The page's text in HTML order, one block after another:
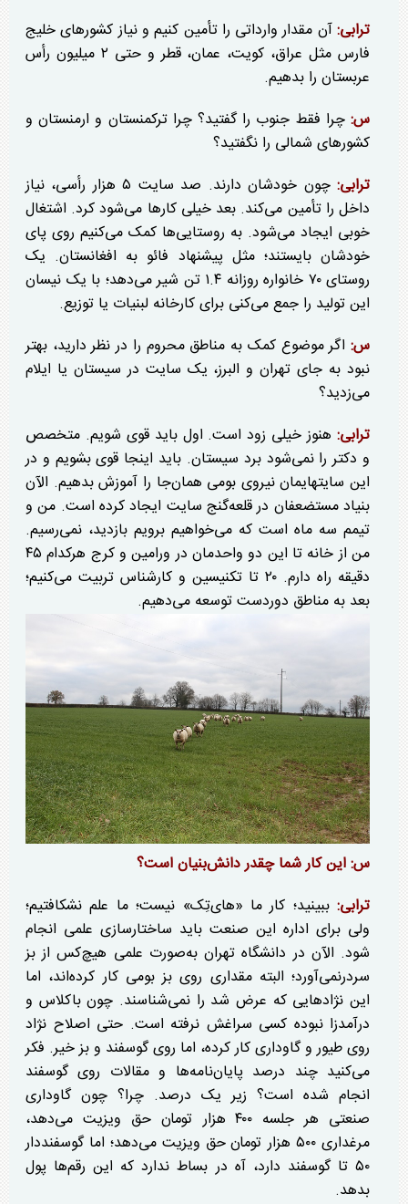
ترابی:آن مقدار وارداتی را تأمین کنیم و نیاز کشور‌های خلیج
فارس مثل عراق، کویت، عمان، قطر و حتی ۲ میلیون رأس
عربستان را بدهیم.
س:چرا فقط جنوب را گفتید؟ چرا ترکمنستان و ارمنستان و
کشور‌های شمالی را نگفتید؟
ترابی:
چون خودشان دارند. صد سایت ۵ هزار رأسی، نیاز
داخل را تأمین می‌کند. بعد خیلی کار‌ها می‌شود کرد. اشتغال
خوبی ایجاد می‌شود. به روستایی‌ها کمک می‌کنیم روی پای
خودشان بایستند؛ مثل پیشنهاد فائو به افغانستان. یک
روستای ۷۰ خانواره روزانه ۱.۴ تن شیر می‌دهد؛ با یک نیسان
این تولید را جمع می‌کنی برای کارخانه لبنیات یا توزیع.
س: اگر موضوع کمک به مناطق محروم را در نظر دارید، بهتر
نبود به جای تهران و البرز، یک سایت در سیستان یا ایلام
می‌زدید؟
ترابی: هنوز خیلی زود است. اول باید قوی شویم. متخصص
و دکتر را نمی‌شود برد سیستان. باید اینجا قوی بشویم و در
این سایتهایمان نیروی بومی همان‌جا را آموزش بدهیم. الآن
بنیاد مستضعفان در قلعه‌گنج سایت ایجاد کرده است. من و
تیمم سه ماه است که می‌خواهیم برویم بازدید، نمی‌رسیم.
من از خانه تا این دو واحدمان در ورامین و کرج هرکدام ۴۵
دقیقه راه دارم. ۲۰ تا تکنیسین و کارشناس تربیت می‌کنیم؛
بعد به مناطق دوردست توسعه می‌دهیم.
س: این کار شما چقدر دانش‌بنیان است؟
ترابی: ببینید؛ کار ما «های‌تِک» نیست؛ ما علم نشکافتیم؛
ولی برای اداره این صنعت باید ساختارسازی علمی انجام
شود. الآن در دانشگاه تهران به‌صورت علمی هیچ‌کس از بز
سردرنمی‌آورد؛ البته مقداری روی بز بومی کار کرده‌اند، اما
این نژاد‌هایی که عرض شد را نمی‌شناسند. چون باکلاس و
درآمدزا نبوده کسی سراغش نرفته است. حتی اصلاح نژاد
روی طیور و گاوداری کار کرده، اما روی گوسفند و بز خیر. فکر
می‌کنید چند درصد پایان‌نامه‌ها و مقالات روی گوسفند
انجام شده است؟ زیر یک درصد. چرا؟ چون گاوداری
صنعتی هر جلسه ۴۰۰ هزار تومان حق ویزیت می‌دهد،
مرغداری ۵۰۰ هزار تومان حق ویزیت می‌دهد؛ اما گوسفنددار
۵۰ تا گوسفند دارد، آه در بساط ندارد که این رقم‌ها پول
بدهد.